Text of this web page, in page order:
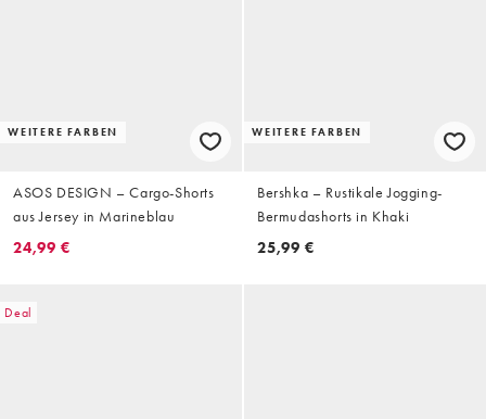
WEITERE FARBEN
ASOS DESIGN – Cargo-Shorts
aus Jersey in Marineblau
24,99 €
WEITERE FARBEN
Bershka – Rustikale Jogging-
Bermudashorts in Khaki
25,99 €
Deal